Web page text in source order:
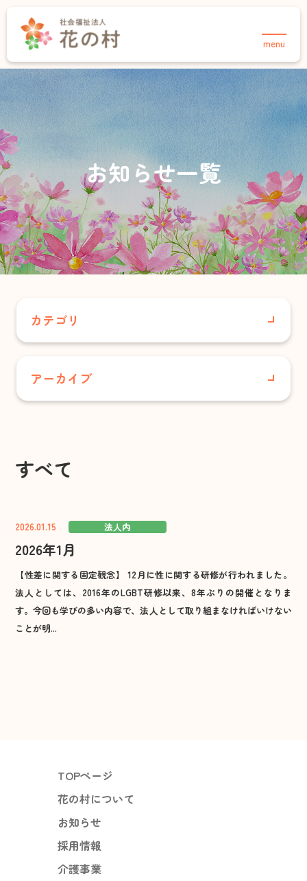
法人について
事業紹介
介護事業
保育事業・あさりこども園
保育事業・さくらこども園
育成事業・放課後児童クラブ
住宅事業
お知らせ
採用情報
お問い合わせ
menu
TOPページ
花の村について
お知らせ
採用情報
介護事業
デイサービスセンター 合歓の郷
ヘルパーステーション 合歓の郷
居宅介護支援事業所
グループホーム合歓の丘
配食サービスセンター
保育事業
さくらこども園
（保育所型認定こども園）
育成事業・放課後児童ク
ラブ
お問い合わせ
お知らせ一覧
カテゴリ
さくらこども園
お知らせ
広報誌
法人内
アーカイブ
2026年4月
2026年3月
2026年2月
2025年9月
すべて
2026.01.15 法人内
2026年1月
【性差に関する固定観念】 12月に性に関する研修が行われました。
法人としては、2016年のLGBT研修以来、8年ぶりの開催となりま
す。今回も学びの多い内容で、法人として取り組まなければいけない
ことが明...
TOPページ
花の村について
お知らせ
採用情報
介護事業